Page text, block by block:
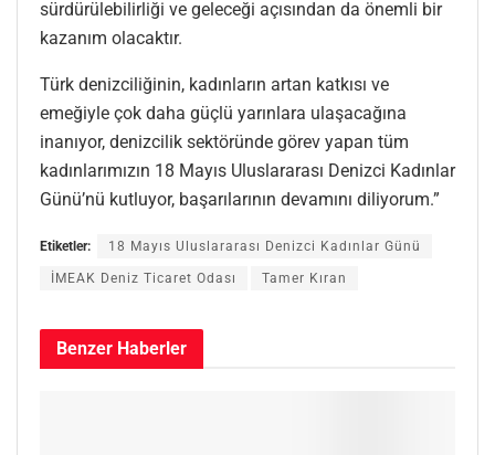
sürdürülebilirliği ve geleceği açısından da önemli bir
kazanım olacaktır.
Türk denizciliğinin, kadınların artan katkısı ve
emeğiyle çok daha güçlü yarınlara ulaşacağına
inanıyor, denizcilik sektöründe görev yapan tüm
kadınlarımızın 18 Mayıs Uluslararası Denizci Kadınlar
Günü’nü kutluyor, başarılarının devamını diliyorum.”
Etiketler: 18 Mayıs Uluslararası Denizci Kadınlar Günü
İMEAK Deniz Ticaret Odası Tamer Kıran
Benzer Haberler